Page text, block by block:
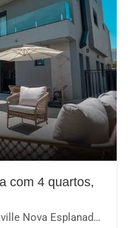
com 4 quartos,
I, Votorantim-SP